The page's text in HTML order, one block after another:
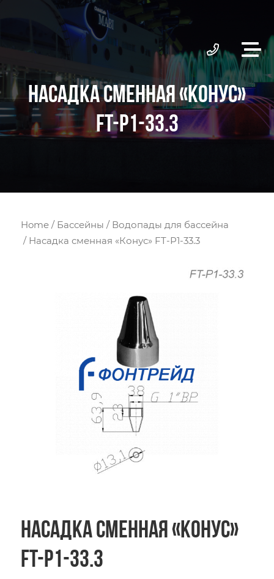
НАСАДКА СМЕННАЯ «КОНУС»
FT-Р1-33.3
Home / Бассейны / Водопады для бассейна
/ Насадка сменная «Конус» FT-Р1-33.3
Насадка сменная «Конус»
FT-Р1-33.3